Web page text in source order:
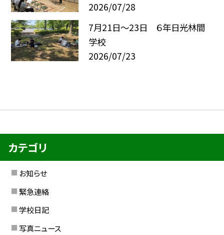
2026/07/28
7月21日〜23日 ６年日光林間
学校
2026/07/23
カテゴリ
お知らせ
緊急連絡
学校日記
写真ニュース